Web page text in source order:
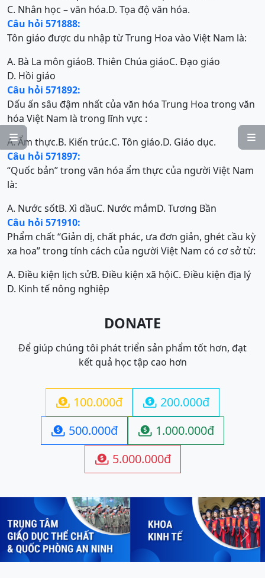


C. Nhân học – văn hóa.D. Tọa độ văn hóa.
Câu hỏi 571888:
Tôn giáo được du nhập từ Trung Hoa vào Việt Nam là:
A. Bà La môn giáoB. Thiên Chúa giáoC. Đạo giáo
D. Hồi giáo
Câu hỏi 571892:
Dấu ấn sâu đậm nhất của văn hóa Trung Hoa trong văn
hóa Việt Nam là trong lĩnh vực :
A. Ẩm thực.B. Kiến trúc.C. Tôn giáo.D. Giáo dục.
Câu hỏi 571897:
“Quốc bản” trong văn hóa ẩm thực của người Việt Nam
là:
A. Nước sốtB. Xì dầuC. Nước mắmD. Tương Bần
Câu hỏi 571910:
Phẩm chất “Giản dị, chất phác, ưa đơn giản, ghét cầu kỳ
xa hoa” trong tính cách của người Việt Nam có cơ sở từ:
A. Điều kiện lịch sửB. Điều kiện xã hộiC. Điều kiện địa lý
D. Kinh tế nông nghiệp
DONATE
Để giúp chúng tôi phát triển sản phẩm tốt hơn, đạt
kết quả học tập cao hơn
 100.000đ  200.000đ
 500.000đ  1.000.000đ
 5.000.000đ
Previous Next